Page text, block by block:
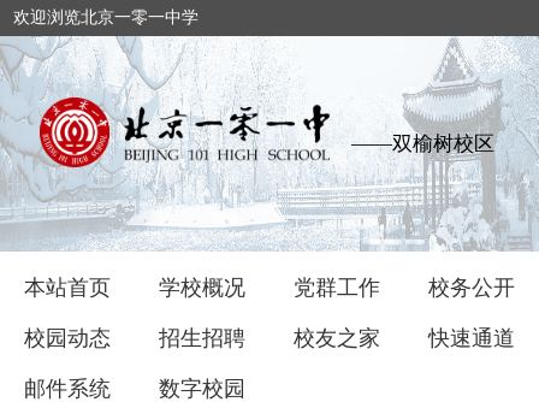
欢迎浏览北京一零一中学
——双榆树校区
本站首页 学校概况 党群工作 校务公开
校园动态 招生招聘 校友之家 快速通道
邮件系统 数字校园